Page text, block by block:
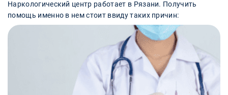
Наркологический центр работает в Рязани. Получить
помощь именно в нем стоит ввиду таких причин: